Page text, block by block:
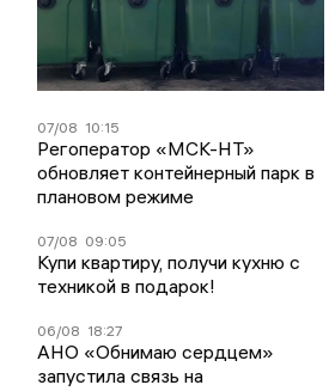
07/08 10:15
Регоператор «МСК-НТ»
обновляет контейнерный парк в
плановом режиме
07/08 09:05
Купи квартиру, получи кухню с
техникой в подарок!
06/08 18:27
АНО «Обнимаю сердцем»
запустила связь на